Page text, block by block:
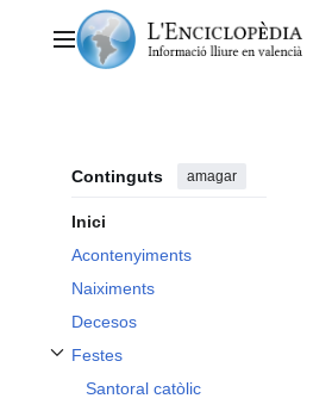
contingutMenú principal
Continguts amagar
Inici
Acontenyiments
Naiximents
Decesos
Festes
Alternar subsecció Festes
Santoral catòlic